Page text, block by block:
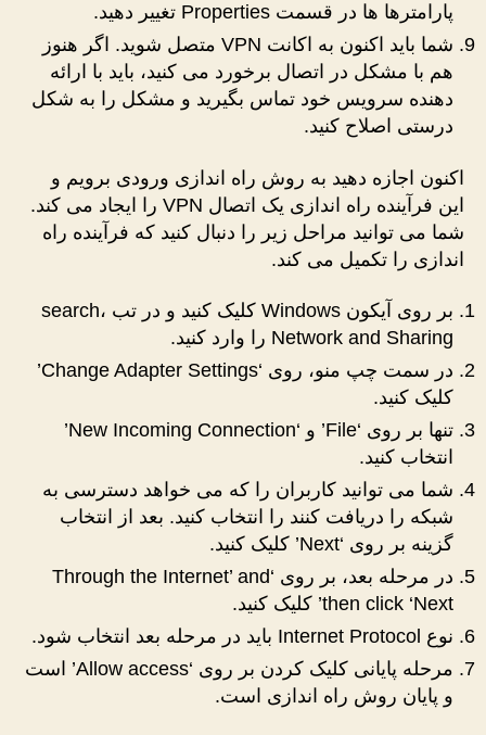
پارامترها ها در قسمت Properties تغییر دهید.
شما باید اکنون به اکانت VPN متصل شوید. اگر هنوز
هم با مشکل در اتصال برخورد می کنید، باید با ارائه
دهنده سرویس خود تماس بگیرید و مشکل را به شکل
درستی اصلاح کنید.
اکنون اجازه دهید به روش راه اندازی ورودی برویم و
این فرآینده راه اندازی یک اتصال VPN را ایجاد می کند.
شما می توانید مراحل زیر را دنبال کنید که فرآینده راه
اندازی را تکمیل می کند.
بر روی آیکون Windows کلیک کنید و در تب search،
Network and Sharing را وارد کنید.
در سمت چپ منو، روی ‘Change Adapter Settings’
کلیک کنید.
تنها بر روی ‘File’ و ‘New Incoming Connection’
انتخاب کنید.
شما می توانید کاربران را که می خواهد دسترسی به
شبکه را دریافت کنند را انتخاب کنید. بعد از انتخاب
گزینه بر روی ‘Next’ کلیک کنید.
در مرحله بعد، بر روی ‘Through the Internet’ and
then click ‘Next’ کلیک کنید.
نوع Internet Protocol باید در مرحله بعد انتخاب شود.
مرحله پایانی کلیک کردن بر روی ‘Allow access’ است
و پایان روش راه اندازی است.